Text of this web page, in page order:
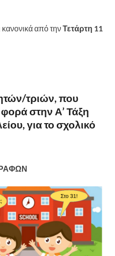
κανονικά από τηνΤετάρτη 11
τριών, που
στην Α’ Τάξη
για το σχολικό